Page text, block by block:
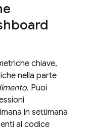
chiave,
nella parte
. Puoi
in settimana
al codice